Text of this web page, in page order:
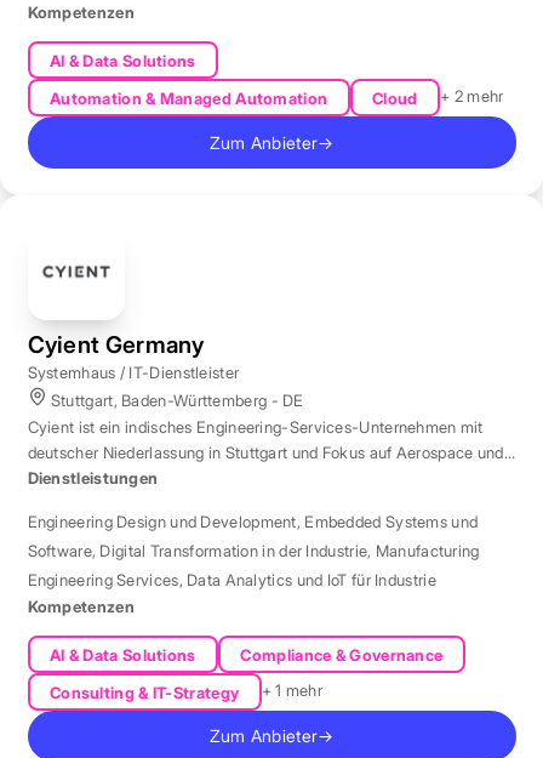
Kompetenzen
AI & Data Solutions
Automation & Managed Automation
Cloud + 2 mehr
Zum Anbieter→
Cyient Germany
Systemhaus / IT-Dienstleister
Stuttgart, Baden-Württemberg - DE
Cyient ist ein indisches Engineering-Services-Unternehmen mit
deutscher Niederlassung in Stuttgart und Fokus auf Aerospace und
Automotive.
Dienstleistungen
Engineering Design und Development, Embedded Systems und
Software, Digital Transformation in der Industrie, Manufacturing
Engineering Services, Data Analytics und IoT für Industrie
Kompetenzen
AI & Data Solutions
Compliance & Governance
Consulting & IT-Strategy
+ 1 mehr
Zum Anbieter→